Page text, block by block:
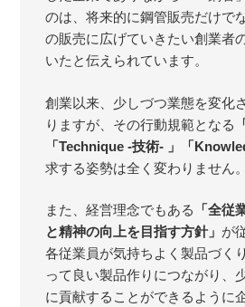
のは、将来的に鋼管販売だけで
の販売に広げていきたい創業者
いたと伝えられています。
創業以来、少しづつ業態を変化
りますが、その行動規範となる
「Technique -技術- 」「
求する姿勢は全く変わりません。
また、経営理念でもある
「全従
と精神の向上を目指す方針」 が
各従業員が気持ちよく製品づく
って良い製品作りにつながり、
に貢献することができるように